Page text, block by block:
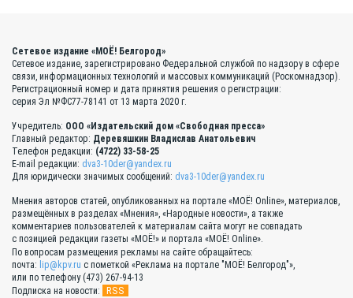
Сетевое издание «МОЁ! Белгород»
Сетевое издание, зарегистрировано Федеральной службой по надзору в сфере
связи, информационных технологий и массовых коммуникаций (Роскомнадзор).
Регистрационный номер и дата принятия решения о регистрации:
серия Эл №ФС77-78141 от 13 марта 2020 г.
Учредитель: ООО «Издательский дом «Свободная пресса»
Главный редактор: Деревяшкин Владислав Анатольевич
Телефон редакции: (4722) 33-58-25
E-mail редакции: dva3-10der@yandex.ru
Для юридически значимых сообщений: dva3-10der@yandex.ru
Мнения авторов статей, опубликованных на портале «МОЁ! Online», материалов,
размещённых в разделах «Мнения», «Народные новости», а также
комментариев пользователей к материалам сайта могут не совпадать
с позицией редакции газеты «МОЁ!» и портала «МОЁ! Online».
По вопросам размещения рекламы на сайте обращайтесь:
почта: lip@kpv.ru с пометкой «Реклама на портале "МОЁ! Белгород"»,
или по телефону (473) 267-94-13
Подписка на новости:
RSS